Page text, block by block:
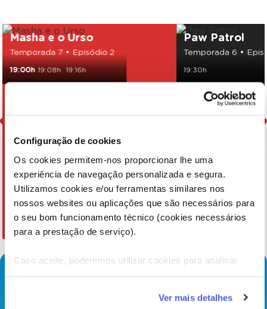
Configuração de cookies
Os cookies permitem-nos proporcionar lhe uma
experiência de navegação personalizada e segura.
Utilizamos cookies e/ou ferramentas similares nos
nossos websites ou aplicações que são necessários para
o seu bom funcionamento técnico (cookies necessários
para a prestação de serviço).
Caso aceite, poderemos utilizar cookies para analisar
funcionalidades (cookies de personalização e
Ver mais detalhes
Masha e o Urso
Temporada 7 • Episódio 2
19:00h 19:08h 19:16h
Paw Patrol
Temporada 6 •
19:30h